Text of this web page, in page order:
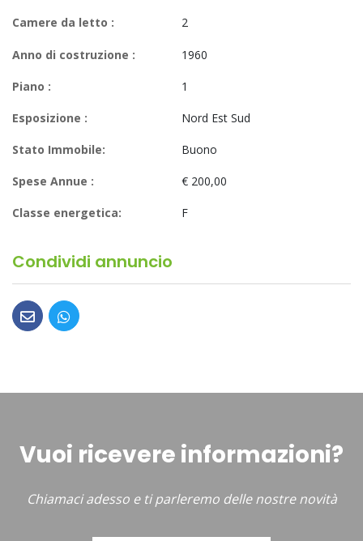
Camere da letto : 2
Anno di costruzione : 1960
Piano : 1
Esposizione : Nord Est Sud
Stato Immobile: Buono
Spese Annue : € 200,00
Classe energetica: F
Condividi annuncio
Vuoi ricevere informazioni?
Chiamaci adesso e ti parleremo delle nostre novità